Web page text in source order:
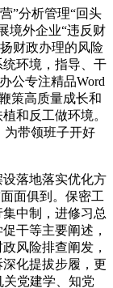
”分析管理“回头
境外企业“违反财
财政办理的风险
环境，指导、干
公专注精品Word
策高质量成长和
和反工做环境。
为带领班子开好
落地落实优化方
面俱到。保密工
中制，进修习总
干等主要阐述，
风险排查阐发，
化提拔步履，更
党建学、知党